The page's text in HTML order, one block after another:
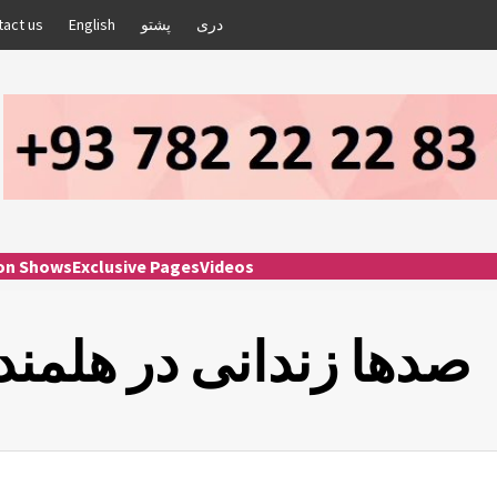
us English پشتو دری
ShowsExclusive PagesVideos
صدها زندانی در